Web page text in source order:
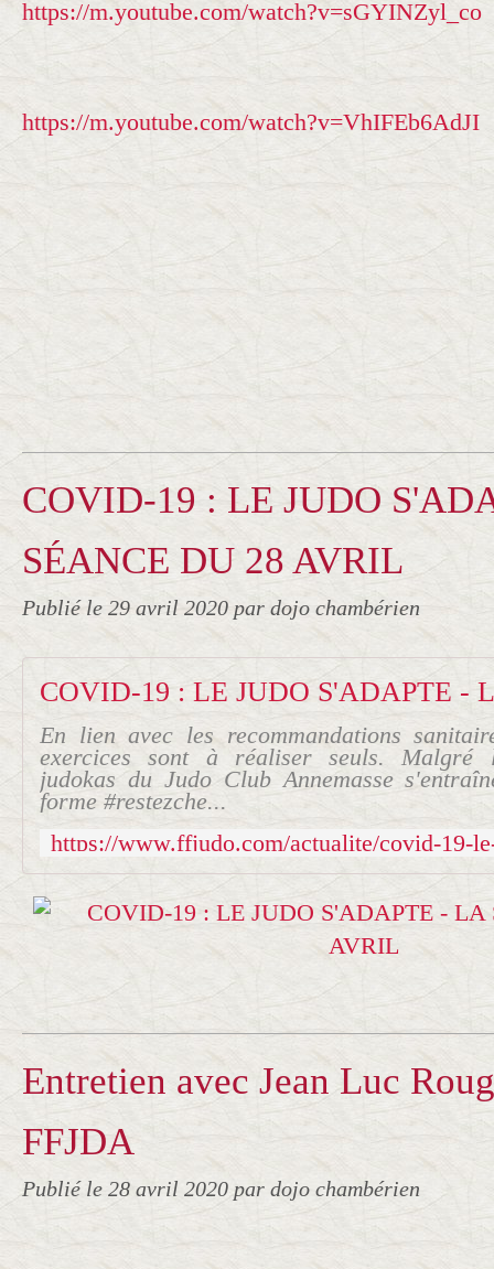
https://m.youtube.com/watch?v=sGYINZyl_co
https://m.youtube.com/watch?v=VhIFEb6AdJI
COVID-19 : LE JUDO
SÉANCE DU 28 AVRIL
Publié le 29 avril 2020 par dojo chambérien
En lien avec les recommandations
exercices sont à réaliser seuls. Malgré
judokas du Judo Club Annemasse
forme #restezche...
Entretien avec Jean Luc
FFJDA
Publié le 28 avril 2020 par dojo chambérien